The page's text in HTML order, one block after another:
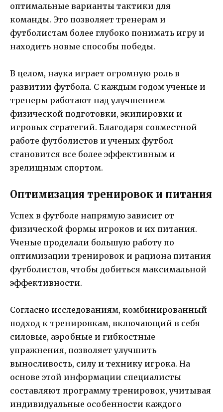
оптимальные варианты тактики для
команды. Это позволяет тренерам и
футболистам более глубоко понимать игру и
находить новые способы победы.
В целом, наука играет огромную роль в
развитии футбола. С каждым годом ученые и
тренеры работают над улучшением
физической подготовки, экипировки и
игровых стратегий. Благодаря совместной
работе футболистов и ученых футбол
становится все более эффективным и
зрелищным спортом.
Оптимизация тренировок и питания
Успех в футболе напрямую зависит от
физической формы игроков и их питания.
Ученые проделали большую работу по
оптимизации тренировок и рациона питания
футболистов, чтобы добиться максимальной
эффективности.
Согласно исследованиям, комбинированный
подход к тренировкам, включающий в себя
силовые, аэробные и гибкостные
упражнения, позволяет улучшить
выносливость, силу и технику игрока. На
основе этой информации специалисты
составляют программу тренировок, учитывая
индивидуальные особенности каждого